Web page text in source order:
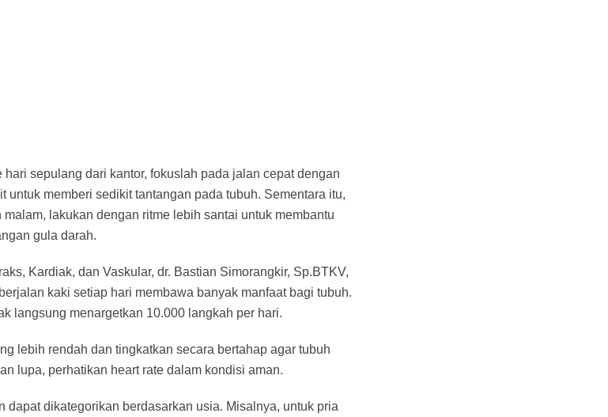
sepulang dari kantor, fokuslah pada jalan cepat dengan
untuk memberi sedikit tantangan pada tubuh. Sementara itu,
lakukan dengan ritme lebih santai untuk membantu
gula darah.
Kardiak, dan Vaskular, dr. Bastian Simorangkir, Sp.BTKV,
kaki setiap hari membawa banyak manfaat bagi tubuh.
langsung menargetkan 10.000 langkah per hari.
lebih rendah dan tingkatkan secara bertahap agar tubuh
lupa, perhatikan heart rate dalam kondisi aman.
dapat dikategorikan berdasarkan usia. Misalnya, untuk pria